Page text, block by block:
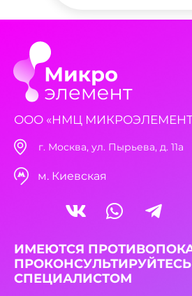
ООО «НМЦ
г. Москва, ул. Пырьева, д. 11а
м. Киевская
ИМЕЮТСЯ
СПЕЦИАЛИСТОМ